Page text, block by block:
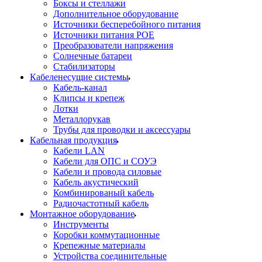
Боксы и стеллажи
Дополнительное оборудование
Источники бесперебойного питания
Источники питания POE
Преобразователи напряжения
Солнечные батареи
Стабилизаторы
Кабеленесущие системы
Кабель-канал
Клипсы и крепеж
Лотки
Металлорукав
Трубы для проводки и аксессуары
Кабельная продукция
Кабели LAN
Кабели для ОПС и СОУЭ
Кабели и провода силовые
Кабель акустический
Комбинированый кабель
Радиочастотный кабель
Монтажное оборудование
Инструменты
Коробки коммутационные
Крепежные материалы
Устройства соединительные